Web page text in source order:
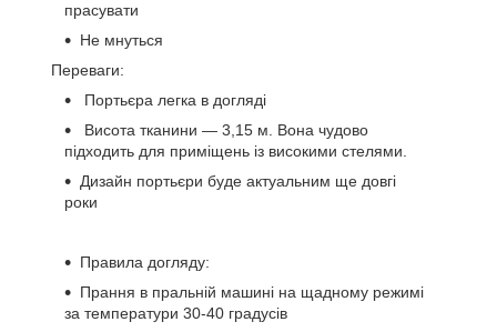
прасувати
Не мнуться
Переваги:
Портьєра легка в догляді
Висота тканини — 3,15 м. Вона чудово
підходить для приміщень із високими стелями.
Дизайн портьєри буде актуальним ще довгі
роки
Правила догляду:
Прання в пральній машині на щадному режимі
за температури 30-40 градусів